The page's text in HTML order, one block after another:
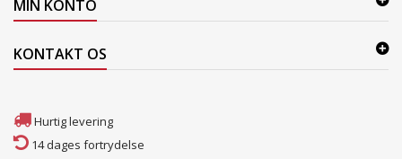
MIN KONTO
KONTAKT OS
Hurtig levering
14 dages fortrydelse